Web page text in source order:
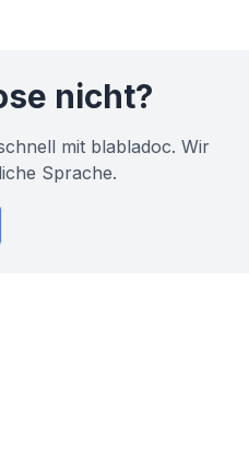
nicht?
mit blabladoc. Wir
Sprache.